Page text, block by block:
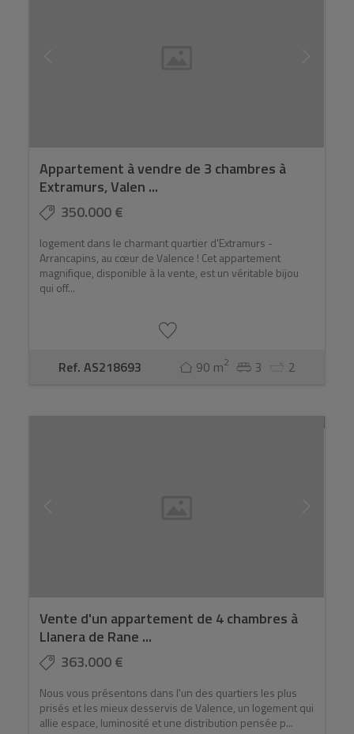
Appartement à vendre de 3 chambres à
Extramurs, Valen ...
350.000 €
logement dans le charmant quartier d'Extramurs -
Arrancapins, au cœur de Valence ! Cet appartement
magnifique, disponible à la vente, est un véritable bijou
qui off...
Ref. AS218693 90 m2 3 2
Vente d'un appartement de 4 chambres à
Llanera de Rane ...
363.000 €
Nous vous présentons dans l'un des quartiers les plus
prisés et les mieux desservis de Valence, un logement qui
allie espace, luminosité et une distribution pensée p...